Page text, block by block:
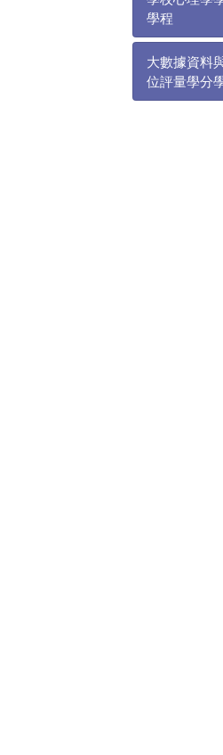
學程
大數據資料
位評量學分